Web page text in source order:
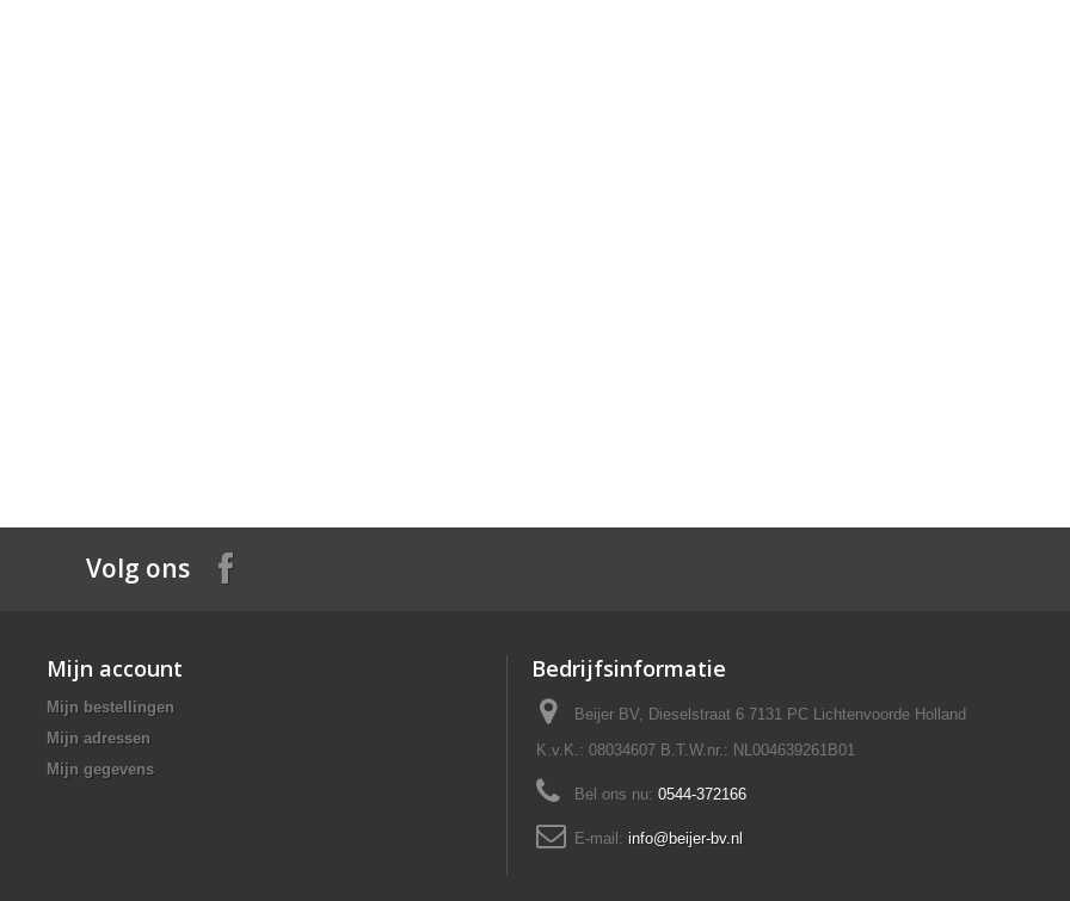
Volg ons
Mijn account
Mijn bestellingen
Mijn adressen
Mijn gegevens
Bedrijfsinformatie
Beijer BV, Dieselstraat 6 7131 PC Lichtenvoorde Holland
K.v.K.: 08034607 B.T.W.nr.: NL004639261B01
Bel ons nu: 0544-372166
E-mail: info@beijer-bv.nl